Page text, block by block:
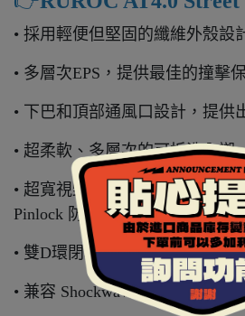
• 採用輕便但堅固的纖維外殼設
• 多層次EPS，提供最佳的撞擊
• 下巴和頂部通風口設計，提供
• 超柔軟、多層次的可拆洗內襯
• 超寬視野，無需工具更換的快
Pinlock 防霧片
• 雙D環閉和設計
• 兼容 Shockwave 藍牙耳機